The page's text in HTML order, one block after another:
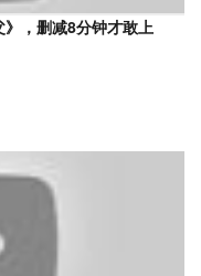
》，删减8分钟才敢上